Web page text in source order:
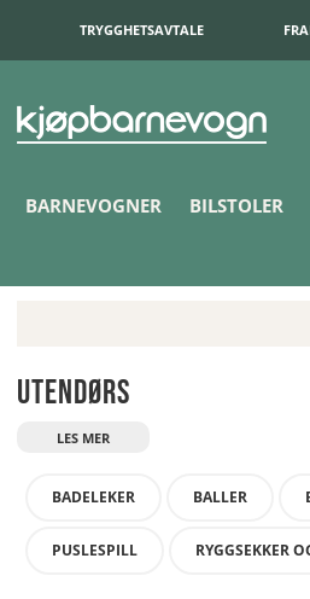
TRYGGHETSAVTALE
BARNEVOGNER BILSTOLER
Utendørs
BADELEKER BALLER
PUSLESPILL RYGGSEKKER